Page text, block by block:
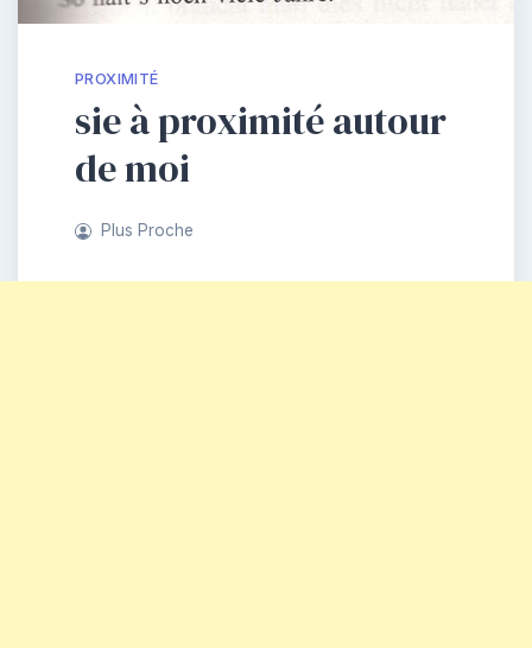
PROXIMITÉ
sie à proximité autour
de moi
Plus Proche